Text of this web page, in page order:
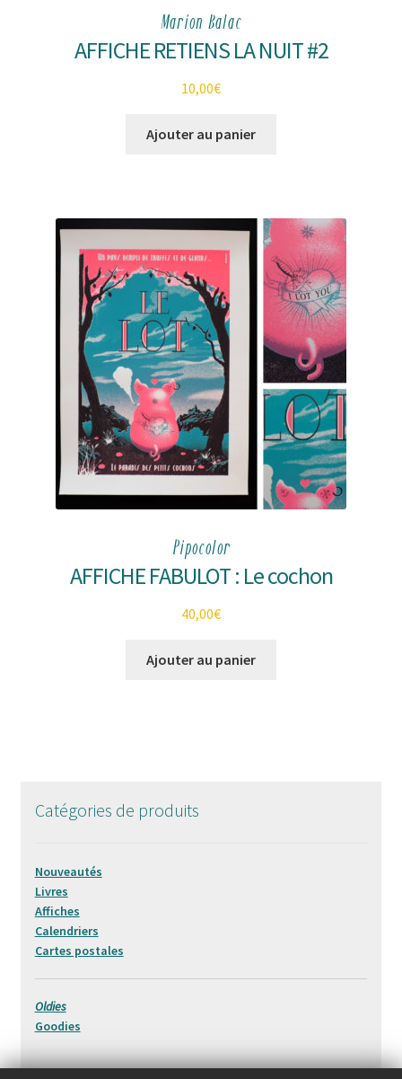
Marion Balac
AFFICHE RETIENS LA NUIT #2
10,00€
Ajouter au panier
Pipocolor
AFFICHE FABULOT : Le cochon
40,00€
Ajouter au panier
Catégories de produits
Nouveautés
Livres
Affiches
Calendriers
Cartes postales
Oldies
Goodies